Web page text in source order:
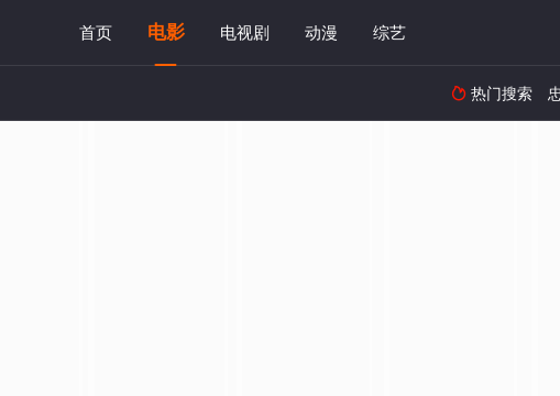
首页 电影 电视剧 动漫 综艺
 热门搜索